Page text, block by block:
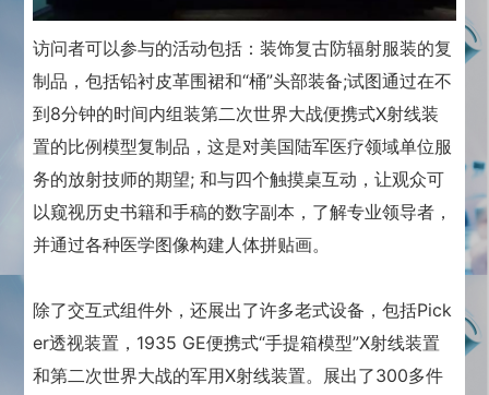
访问者可以参与的活动包括：装饰复古防辐射服装的复
制品，包括铅衬皮革围裙和“桶”头部装备;试图通过在不
到8分钟的时间内组装第二次世界大战便携式X射线装
置的比例模型复制品，这是对美国陆军医疗领域单位服
务的放射技师的期望; 和与四个触摸桌互动，让观众可
以窥视历史书籍和手稿的数字副本，了解专业领导者，
并通过各种医学图像构建人体拼贴画。
除了交互式组件外，还展出了许多老式设备，包括Pick
er透视装置，1935 GE便携式“手提箱模型”X射线装置
和第二次世界大战的军用X射线装置。展出了300多件